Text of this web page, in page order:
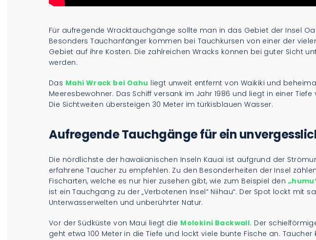
Für aufregende Wracktauchgänge sollte man in das Gebiet der Insel
Besonders Tauchanfänger kommen bei Tauchkursen von einer der
Gebiet auf ihre Kosten. Die zahlreichen Wracks können bei guter Sicht
werden.
Das Mahi Wrack bei Oahu liegt unweit entfernt von Waikiki und
Meeresbewohner. Das Schiff versank im Jahr 1986 und liegt in einer Tiefe
Die Sichtweiten übersteigen 30 Meter im türkisblauen Wasser.
Aufregende Tauchgänge für ein
Die nördlichste der hawaiianischen Inseln Kauai ist aufgrund der
erfahrene Taucher zu empfehlen. Zu den Besonderheiten der Insel
Fischarten, welche es nur hier zusehen gibt, wie zum Beispiel den
ist ein Tauchgang zu der „Verbotenen Insel“ Niihau“. Der Spot lockt mit
Unterwasserwelten und unberührter Natur.
Vor der Südküste von Maui liegt die Molokini Backwall. Der
geht etwa 100 Meter in die Tiefe und lockt viele bunte Fische an. Taucher